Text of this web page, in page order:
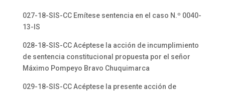
027-18-SIS-CC Emítese sentencia en el caso N.º 0040-
13-IS
028-18-SIS-CC Acéptese la acción de incumplimiento
de sentencia constitucional propuesta por el señor
Máximo Pompeyo Bravo Chuquimarca
029-18-SIS-CC Acéptese la presente acción de